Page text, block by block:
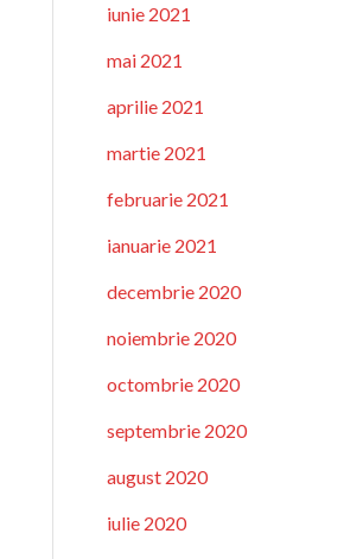
iunie 2021
mai 2021
aprilie 2021
martie 2021
februarie 2021
ianuarie 2021
decembrie 2020
noiembrie 2020
octombrie 2020
septembrie 2020
august 2020
iulie 2020